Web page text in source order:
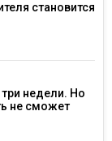
становится
недели. Но
не сможет